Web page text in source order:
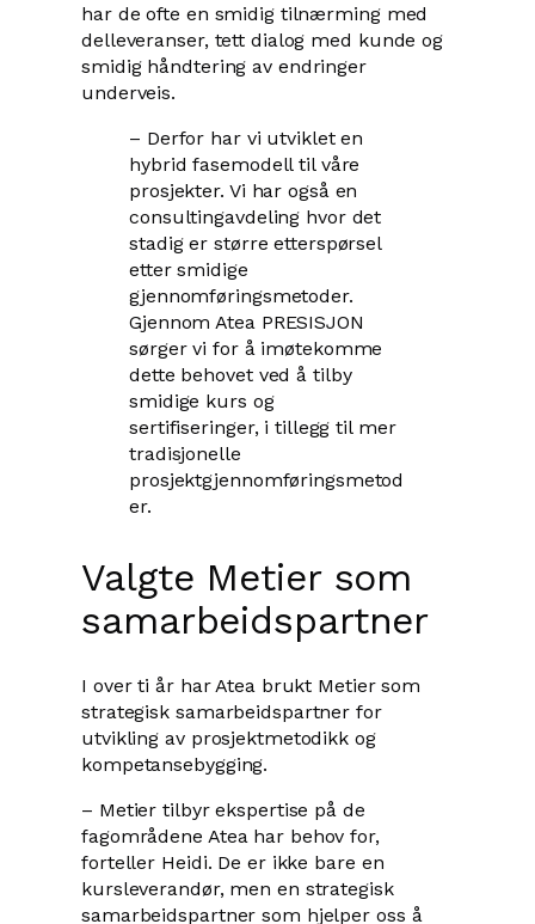
har de ofte en smidig tilnærming med
delleveranser, tett dialog med kunde og
smidig håndtering av endringer
underveis.
– Derfor har vi utviklet en
hybrid fasemodell til våre
prosjekter. Vi har også en
consultingavdeling hvor det
stadig er større etterspørsel
etter smidige
gjennomføringsmetoder.
Gjennom Atea PRESISJON
sørger vi for å imøtekomme
dette behovet ved å tilby
smidige kurs og
sertifiseringer, i tillegg til mer
tradisjonelle
prosjektgjennomføringsmetod
er.
Valgte Metier som
samarbeidspartner
I over ti år har Atea brukt Metier som
strategisk samarbeidspartner for
utvikling av prosjektmetodikk og
kompetansebygging.
– Metier tilbyr ekspertise på de
fagområdene Atea har behov for,
forteller Heidi. De er ikke bare en
kursleverandør, men en strategisk
samarbeidspartner som hjelper oss å